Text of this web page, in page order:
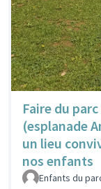
Faire du
(esplanade
un lieu
nos enfants
Enfants du